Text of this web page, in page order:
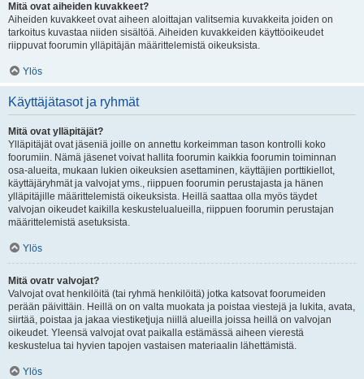
Mitä ovat aiheiden kuvakkeet?
Aiheiden kuvakkeet ovat aiheen aloittajan valitsemia kuvakkeita joiden on
tarkoitus kuvastaa niiden sisältöä. Aiheiden kuvakkeiden käyttöoikeudet
riippuvat foorumin ylläpitäjän määrittelemistä oikeuksista.
Ylös
Käyttäjätasot ja ryhmät
Mitä ovat ylläpitäjät?
Ylläpitäjät ovat jäseniä joille on annettu korkeimman tason kontrolli koko
foorumiin. Nämä jäsenet voivat hallita foorumin kaikkia foorumin toiminnan
osa-alueita, mukaan lukien oikeuksien asettaminen, käyttäjien porttikiellot,
käyttäjäryhmät ja valvojat yms., riippuen foorumin perustajasta ja hänen
ylläpitäjille määrittelemistä oikeuksista. Heillä saattaa olla myös täydet
valvojan oikeudet kaikilla keskustelualueilla, riippuen foorumin perustajan
määrittelemistä asetuksista.
Ylös
Mitä ovatr valvojat?
Valvojat ovat henkilöitä (tai ryhmä henkilöitä) jotka katsovat foorumeiden
perään päivittäin. Heillä on on valta muokata ja poistaa viestejä ja lukita, avata,
siirtää, poistaa ja jakaa viestiketjuja niillä alueilla joissa heillä on valvojan
oikeudet. Yleensä valvojat ovat paikalla estämässä aiheen vierestä
keskustelua tai hyvien tapojen vastaisen materiaalin lähettämistä.
Ylös